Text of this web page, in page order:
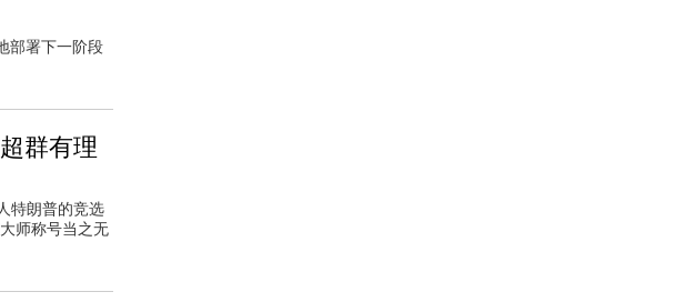
部署下一阶段
群有理
特朗普的竞选
师称号当之无